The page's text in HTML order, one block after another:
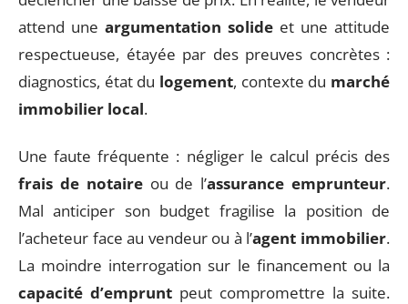
attend une argumentation solide et une attitude
respectueuse, étayée par des preuves concrètes :
diagnostics, état du logement, contexte du marché
immobilier local.
Une faute fréquente : négliger le calcul précis des
frais de notaireou de l’assurance emprunteur.
Mal anticiper son budget fragilise la position de
l’acheteur face au vendeur ou à l’agent immobilier.
La moindre interrogation sur le financement ou la
capacité d’emprunt peut compromettre la suite.